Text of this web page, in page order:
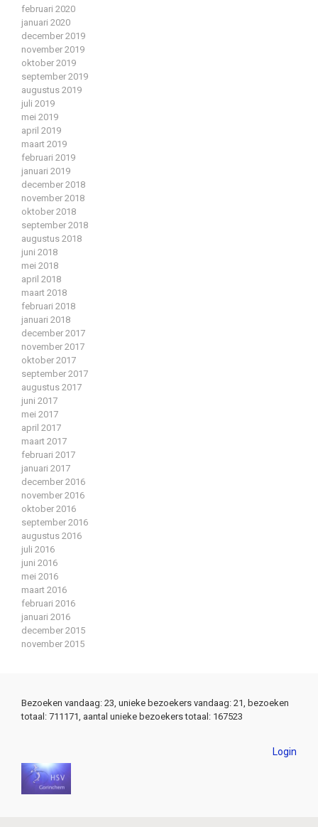
februari 2020
januari 2020
december 2019
november 2019
oktober 2019
september 2019
augustus 2019
juli 2019
mei 2019
april 2019
maart 2019
februari 2019
januari 2019
december 2018
november 2018
oktober 2018
september 2018
augustus 2018
juni 2018
mei 2018
april 2018
maart 2018
februari 2018
januari 2018
december 2017
november 2017
oktober 2017
september 2017
augustus 2017
juni 2017
mei 2017
april 2017
maart 2017
februari 2017
januari 2017
december 2016
november 2016
oktober 2016
september 2016
augustus 2016
juli 2016
juni 2016
mei 2016
maart 2016
februari 2016
januari 2016
december 2015
november 2015
Bezoeken vandaag: 23, unieke bezoekers vandaag: 21, bezoeken
totaal: 711171, aantal unieke bezoekers totaal: 167523
Login